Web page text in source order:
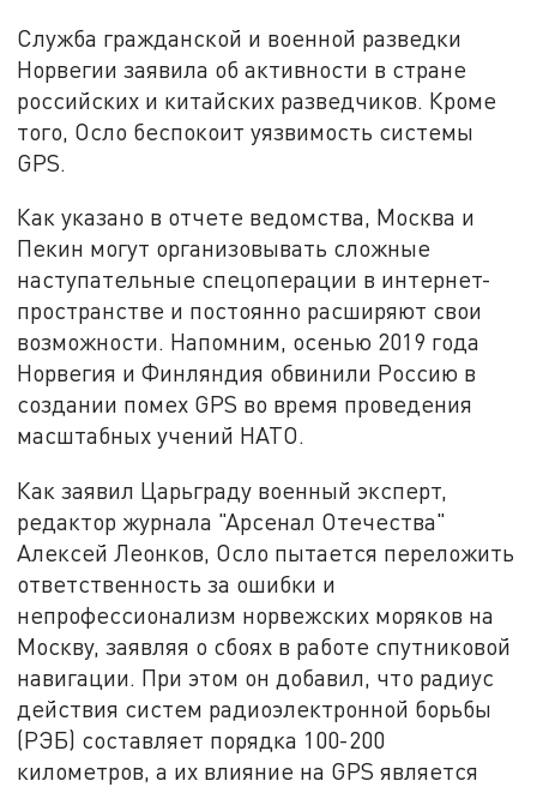
Служба гражданской и военной разведки
Норвегии заявила об активности в стране
российских и китайских разведчиков. Кроме
того, Осло беспокоит уязвимость системы
GPS.
Как указано в отчете ведомства, Москва и
Пекин могут организовывать сложные
наступательные спецоперации в интернет-
пространстве и постоянно расширяют свои
возможности. Напомним, осенью 2019 года
Норвегия и Финляндия обвинили Россию в
создании помех GPS во время проведения
масштабных учений НАТО.
Как заявил Царьграду военный эксперт,
редактор журнала "Арсенал Отечества"
Алексей Леонков, Осло пытается переложить
ответственность за ошибки и
непрофессионализм норвежских моряков на
Москву, заявляя о сбоях в работе спутниковой
навигации. При этом он добавил, что радиус
действия систем радиоэлектронной борьбы
(РЭБ) составляет порядка 100-200
километров, а их влияние на GPS является